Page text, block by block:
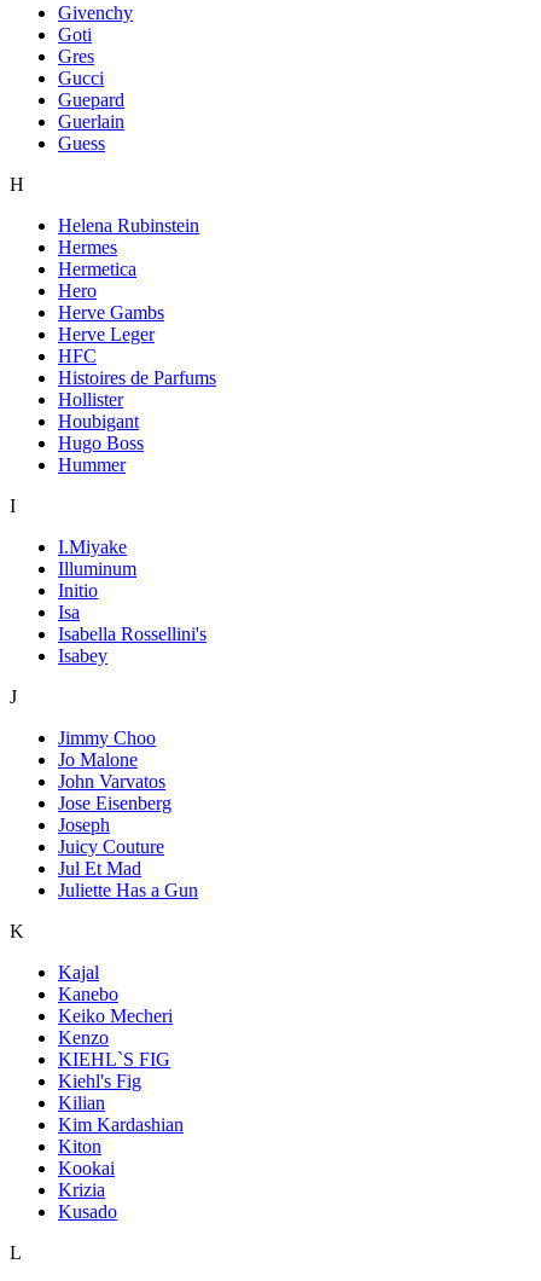
Givenchy
Goti
Gres
Gucci
Guepard
Guerlain
Guess
H
Helena Rubinstein
Hermes
Hermetica
Hero
Herve Gambs
Herve Leger
HFC
Histoires de Parfums
Hollister
Houbigant
Hugo Boss
Hummer
I
I.Miyake
Illuminum
Initio
Isa
Isabella Rossellini's
Isabey
J
Jimmy Choo
Jo Malone
John Varvatos
Jose Eisenberg
Joseph
Juicy Couture
Jul Et Mad
Juliette Has a Gun
K
Kajal
Kanebo
Keiko Mecheri
Kenzo
KIEHL`S FIG
Kiehl's Fig
Kilian
Kim Kardashian
Kiton
Kookai
Krizia
Kusado
L